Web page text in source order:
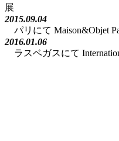
展
2015.09.04
パリにて Maison&Objet
2016.01.06
ラスベガスにて